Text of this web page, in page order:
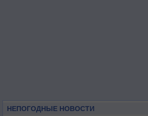
НЕПОГОДНЫЕ НОВОСТИ